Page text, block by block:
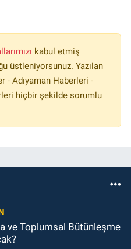
kabul etmiş
üstleniyorsunuz. Yazılan
- Adıyaman Haberleri -
hiçbir şekilde sorumlu
ve Toplumsal Bütünleşme